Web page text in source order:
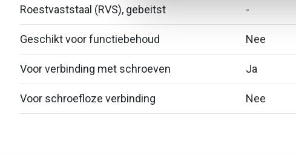
Roestvaststaal (RVS), gebeitst -
Geschikt voor functiebehoud Nee
Voor verbinding met schroeven Ja
Voor schroefloze verbinding Nee